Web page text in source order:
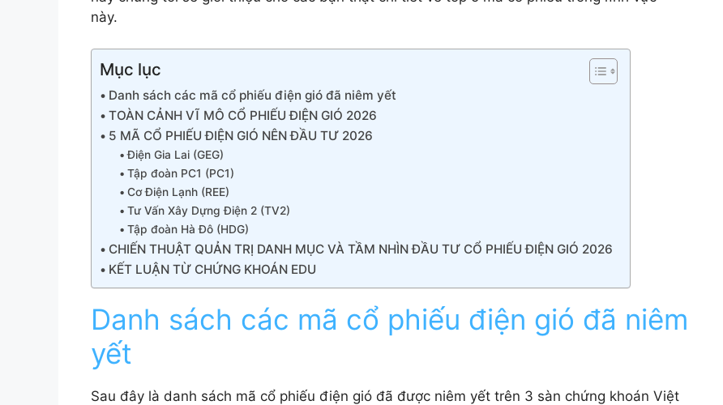
này.
Mục lục
Danh sách các mã cổ phiếu điện gió đã niêm yết
TOÀN CẢNH VĨ MÔ CỔ PHIẾU ĐIỆN GIÓ 2026
5 MÃ CỔ PHIẾU ĐIỆN GIÓ NÊN ĐẦU TƯ 2026
Điện Gia Lai (GEG)
Tập đoàn PC1 (PC1)
Cơ Điện Lạnh (REE)
Tư Vấn Xây Dựng Điện 2 (TV2)
Tập đoàn Hà Đô (HDG)
CHIẾN THUẬT QUẢN TRỊ DANH MỤC VÀ TẦM NHÌN ĐẦU TƯ CỔ PHIẾU ĐIỆN GIÓ 2026
KẾT LUẬN TỪ CHỨNG KHOÁN EDU
Danh sách các mã cổ phiếu điện gió đã niêm
yết
Sau đây là danh sách mã cổ phiếu điện gió đã được niêm yết trên 3 sàn chứng khoán Việt